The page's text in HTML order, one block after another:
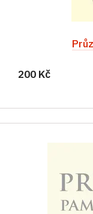
200 Kč